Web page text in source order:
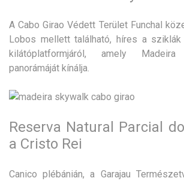
A Cabo Girao Védett Terület Funchal
Lobos mellett található, híres a
kilátóplatformjáról, amely
panorámáját kínálja.
Reserva Natural Parcial
a Cristo Rei
Canico plébánián, a Garajau